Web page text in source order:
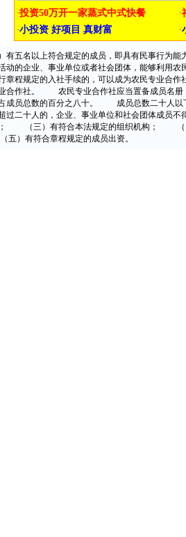
五名以上符合规定的成员，即具有民事行为能
动的企业、事业单位或者社会团体，能够利用
章程规定的入社手续的，可以成为农民专业合
合作社。 农民专业合作社应当置备成员名
成员总数的百分之八十。 成员总数二十人以
过二十人的，企业、事业单位和社会团体成
（三）有符合本法规定的组织机构； （四
）有符合章程规定的成员出资。